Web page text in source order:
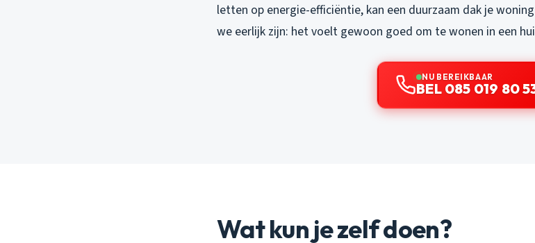
letten op energie-efficiëntie, kan een duurzaam dak je
we eerlijk zijn: het voelt gewoon goed om te wonen in een
NU BEREIKBAAR
BEL 085 019 80
Wat kun je zelf doen?